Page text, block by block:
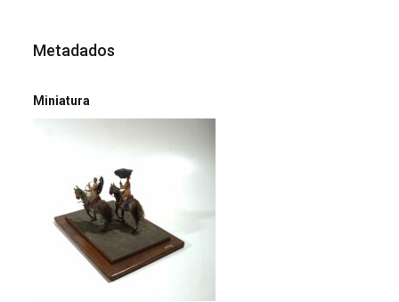
Metadados
Miniatura